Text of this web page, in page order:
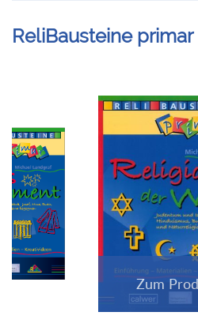
ReliBausteine primar